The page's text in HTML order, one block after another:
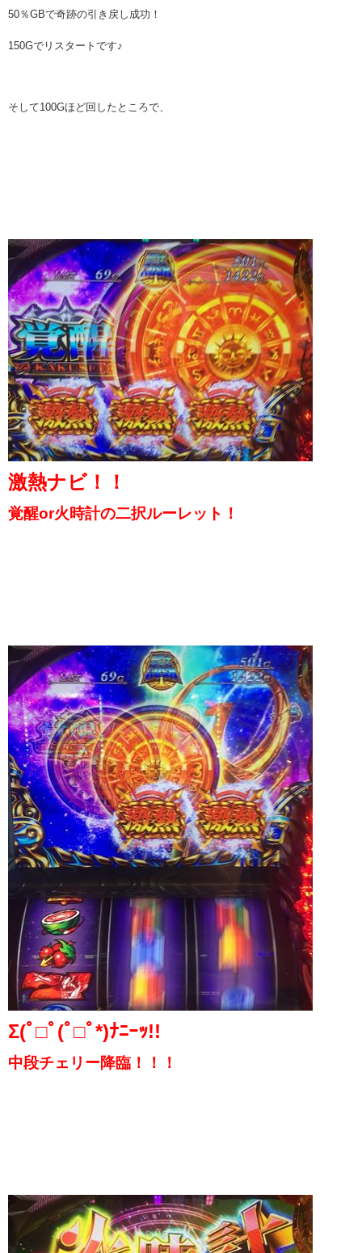
50％GBで奇跡の引き戻し成功！
150Gでリスタートです♪
そして100Gほど回したところで、
激熱ナビ！！
覚醒or火時計の二択ルーレット！
Σ(ﾟ□ﾟ(ﾟ□ﾟ*)ﾅﾆｰｯ!!
中段チェリー降臨！！！